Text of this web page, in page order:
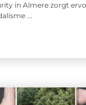
in Almere zorgt
...